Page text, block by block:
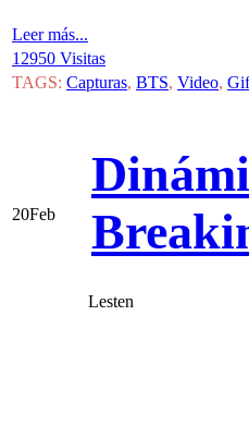
Leer más...
12950 Visitas
TAGS: Capturas, BTS, Video,
20Feb
Lesten